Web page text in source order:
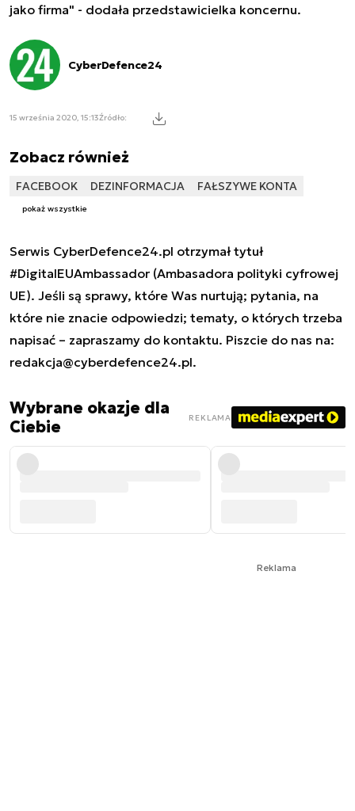
jako firma" - dodała przedstawicielka koncernu.
CyberDefence24
15 września 2020, 15:13Źródło:
Zobacz również
FACEBOOK DEZINFORMACJA FAŁSZYWE KONTA
pokaż wszystkie
Serwis CyberDefence24.pl otrzymał tytuł
#DigitalEUAmbassador (Ambasadora polityki cyfrowej
UE). Jeśli są sprawy, które Was nurtują; pytania, na
które nie znacie odpowiedzi; tematy, o których trzeba
napisać – zapraszamy do kontaktu. Piszcie do nas na:
redakcja@cyberdefence24.pl.
Wybrane okazje dla
Ciebie
REKLAMA
Reklama